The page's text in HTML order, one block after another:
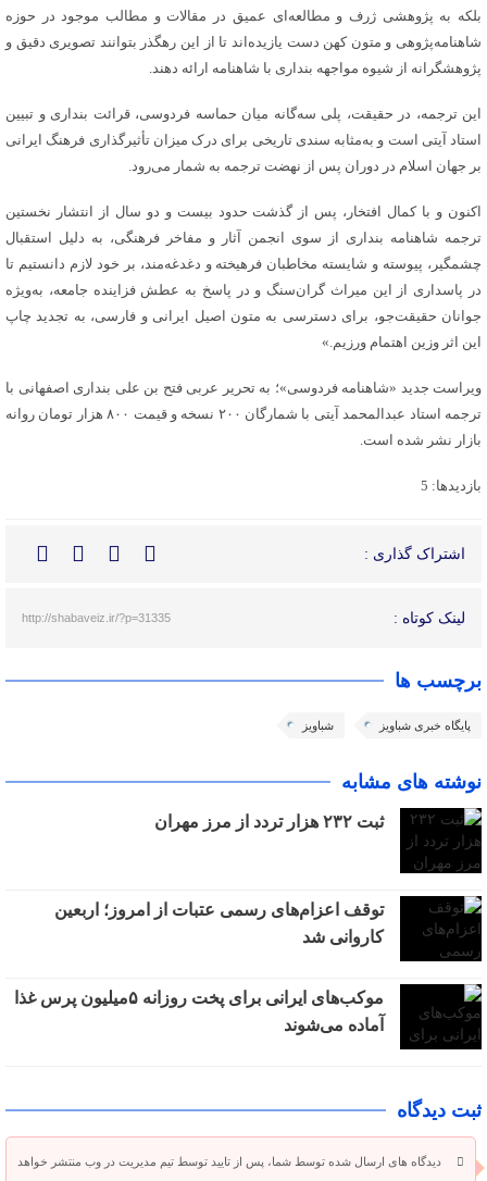
بلکه به پژوهشی ژرف و مطالعه‌ای عمیق در مقالات و مطالب موجود در حوزه
شاهنامه‌پژوهی و متون کهن دست یازیده‌اند تا از این رهگذر بتوانند تصویری دقیق و
پژوهشگرانه از شیوه مواجهه بنداری با شاهنامه ارائه دهند.
این ترجمه، در حقیقت، پلی سه‌گانه میان حماسه فردوسی، قرائت بنداری و تبیین
استاد آیتی است و به‌مثابه سندی تاریخی برای درک میزان تأثیرگذاری فرهنگ ایرانی
بر جهان اسلام در دوران پس از نهضت ترجمه به شمار می‌رود.
اکنون و با کمال افتخار، پس از گذشت حدود بیست و دو سال از انتشار نخستین
ترجمه شاهنامه بنداری از سوی انجمن آثار و مفاخر فرهنگی، به دلیل استقبال
چشمگیر، پیوسته و شایسته مخاطبان فرهیخته و دغدغه‌مند، بر خود لازم دانستیم تا
در پاسداری از این میراث گران‌سنگ و در پاسخ به عطش فزاینده جامعه، به‌ویژه
جوانان حقیقت‌جو، برای دسترسی به متون اصیل ایرانی و فارسی، به تجدید چاپ
این اثر وزین اهتمام ورزیم.»
ویراست جدید «شاهنامه فردوسی»؛ به تحریر عربی فتح بن علی بنداری اصفهانی با
ترجمه استاد عبدالمحمد آیتی با شمارگان ۲۰۰ نسخه و قیمت ۸۰۰ هزار تومان روانه
بازار نشر شده است.
بازدیدها: 5
اشتراک گذاری :
لینک کوتاه : http://shabaveiz.ir/?p=31335
برچسب ها
پایگاه خبری شباویز شباویز
نوشته های مشابه
ثبت ۲۳۲ هزار تردد از مرز مهران
توقف اعزام‌‌های رسمی عتبات از امروز؛ اربعین
کاروانی شد
موکب‌های ایرانی برای پخت روزانه ۵میلیون پرس غذا
آماده می‌شوند
ثبت دیدگاه
دیدگاه های ارسال شده توسط شما، پس از تایید توسط تیم مدیریت در وب منتشر خواهد